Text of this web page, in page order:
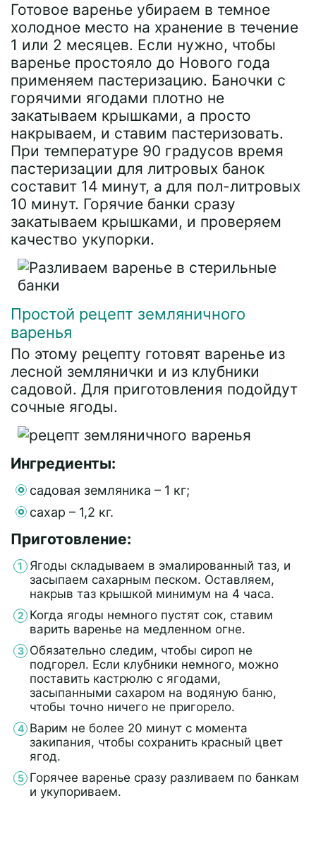
Готовое варенье убираем в темное
холодное место на хранение в течение
1 или 2 месяцев. Если нужно, чтобы
варенье простояло до Нового года
применяем пастеризацию. Баночки с
горячими ягодами плотно не
закатываем крышками, а просто
накрываем, и ставим пастеризовать.
При температуре 90 градусов время
пастеризации для литровых банок
составит 14 минут, а для пол-литровых
10 минут. Горячие банки сразу
закатываем крышками, и проверяем
качество укупорки.
Простой рецепт земляничного
варенья
По этому рецепту готовят варенье из
лесной землянички и из клубники
садовой. Для приготовления подойдут
сочные ягоды.
Ингредиенты:
садовая земляника – 1 кг;
сахар – 1,2 кг.
Приготовление:
Ягоды складываем в эмалированный таз, и
засыпаем сахарным песком. Оставляем,
накрыв таз крышкой минимум на 4 часа.
Когда ягоды немного пустят сок, ставим
варить варенье на медленном огне.
Обязательно следим, чтобы сироп не
подгорел. Если клубники немного, можно
поставить кастрюлю с ягодами,
засыпанными сахаром на водяную баню,
чтобы точно ничего не пригорело.
Варим не более 20 минут с момента
закипания, чтобы сохранить красный цвет
ягод.
Горячее варенье сразу разливаем по банкам
и укупориваем.